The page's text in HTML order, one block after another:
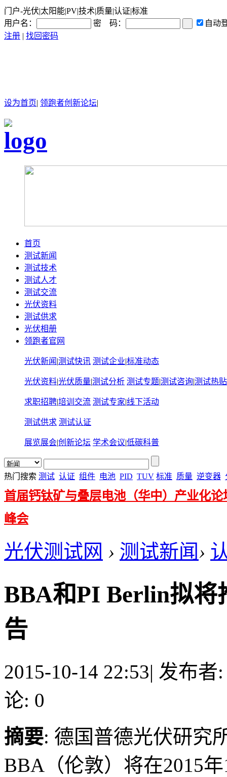
门户-光伏|太阳能|PV|技术|质量|认证|标准
用户名：
密 码：
自动
注册 | 找回密码
设为首页| 领跑者创新论坛|
首页
测试新闻
测试技术
测试人才
测试交流
光伏资料
测试供求
光伏相册
领跑者官网
光伏新闻 |测试快讯 测试企业|标准动态
光伏资料|光伏质量|测试分析 测试专题|测试咨询|测试热贴
求职招聘|培训交流 测试专家|线下活动
测试供求 测试认证
展览展会|创新论坛 学术会议|低碳科普
热门搜索 测试 认证 组件 电池 PID TUV 标准 质量 逆变器
首届钙钛矿与叠层电池（华中）产业化论
峰会
光伏测试网 › 测试新闻›
BBA和PI Berlin拟将
告
2015-10-14 22:53| 发布者
论: 0
摘要: 德国普德光伏研究
BBA（伦敦）将在2015